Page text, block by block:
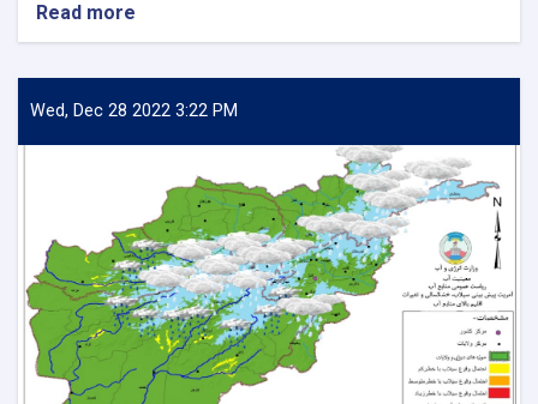
Read more
IMPORTANT
Wed, Dec 28 2022 3:22 PM